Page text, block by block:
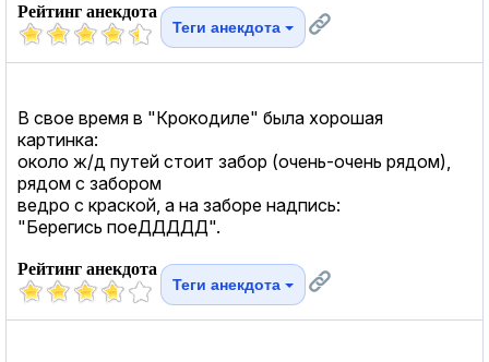
Рейтинг анекдота
Теги анекдота
В свое время в "Крокодиле" была хорошая
картинка:
около ж/д путей стоит забор (очень-очень рядом),
рядом с забором
ведро с краской, а на заборе надпись:
"Берегись поеДДДДД".
Рейтинг анекдота
Теги анекдота